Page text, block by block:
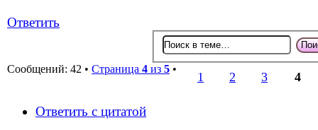
Ответить
Сообщений: 42 • Страница 4 из 5 •
1 2 3 4
Ответить с цитатой